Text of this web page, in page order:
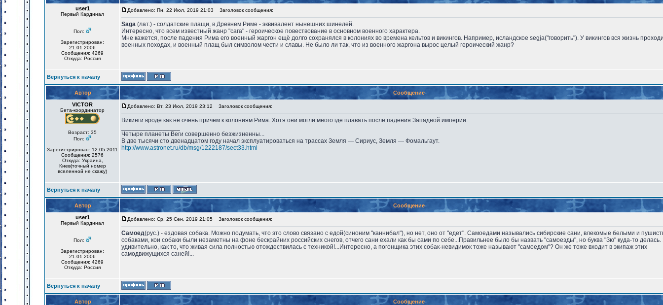
user1
Первый Кардинал
Пол:
Зарегистрирован:
21.01.2006
Сообщения: 4269
Откуда: Россия
Добавлено: Пн, 22 Июл, 2019 21:03 Заголовок сообщения:
Saga (лат.) - солдатские плащи, в Древнем Риме - эквивалент нынешних шинелей.
Интересно, что всем известный жанр "сага" - героическое повествование в основном военного характера.
Мне кажется, после падения Рима его военный жаргон ещё долго сохранялся в колониях во времена кельтов и викингов. Например, исландское segja("говорить"). У викингов вся жизнь
военных походах, и военный плащ был символом чести и славы. Не было ли так, что из военного жаргона вырос целый героический жанр?
Вернуться к началу
Автор
Сообщение
VICTOR
Бета-координатор
Возраст: 35
Пол:
Зарегистрирован: 12.05.2011
Сообщения: 2576
Откуда: Украина,
Киев(точный номер
вселенной не скажу)
Добавлено: Вт, 23 Июл, 2019 23:12 Заголовок сообщения:
Викинги вроде как не очень причем к колониям Рима. Хотя они могли много где плавать после падения Западной империи.
Четыре планеты Веги совершенно безжизненны...
В две тысячи сто двенадцатом году начал эксплуатироваться на трассах Земля — Сириус, Земля — Фомальгаут.
http://www.astronet.ru/db/msg/1222187/sect33.html
Вернуться к началу
Автор
Сообщение
user1
Первый Кардинал
Пол:
Зарегистрирован:
21.01.2006
Сообщения: 4269
Откуда: Россия
Добавлено: Ср, 25 Сен, 2019 21:05 Заголовок сообщения:
Самоед(рус.) - ездовая собака. Можно подумать, что это слово связано с едой(синоним "каннибал"), но нет, оно от "едет". Самоедами назывались сибирские сани, влекомые белыми и
собаками, кои собаки были незаметны на фоне бескрайних российских снегов, отчего сани ехали как бы сами по себе...Правильнее было бы назвать "самоезды", но буква "Зю" куда-то делась.
удивительно, как то, что живая сила полностью отождествилась с техникой!...Интересно, а погонщика этих собак-невидимок тоже называют "самоедом"? Он же тоже входит в экипаж этих
самодвижущихся саней!...
Вернуться к началу
Автор
Сообщение